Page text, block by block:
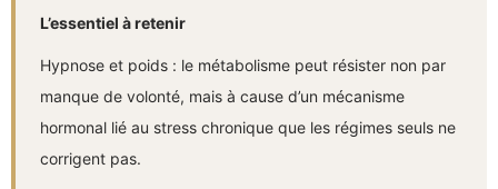
L’essentiel à retenir
Hypnose et poids : le métabolisme peut résister non par
manque de volonté, mais à cause d’un mécanisme
hormonal lié au stress chronique que les régimes seuls ne
corrigent pas.